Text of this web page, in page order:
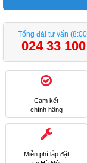
Tổng đài tư vấn
024 33
Cam kết
chính hãng
Miễn phí lắp đặt